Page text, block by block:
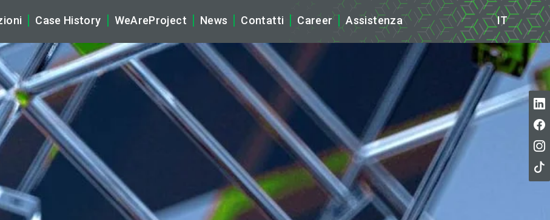
Intelligence
Multicloud & Networking
Security
Digital Workplace & Audio Video Solutions (AV)
& Data
Case History WeAreProject
La Nostra Storia
Ecosistema WeAreProject
Vision, Mission & Core Values
Sostenibilità
News
Company News
Tech News
Rassegna Stampa
Contatti Career Assistenza IT